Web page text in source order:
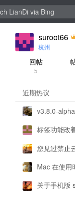
suroot66
杭州
回帖
5
近期热议
v3.8.0-
标签功能改
Mac 在使用
关于手机版